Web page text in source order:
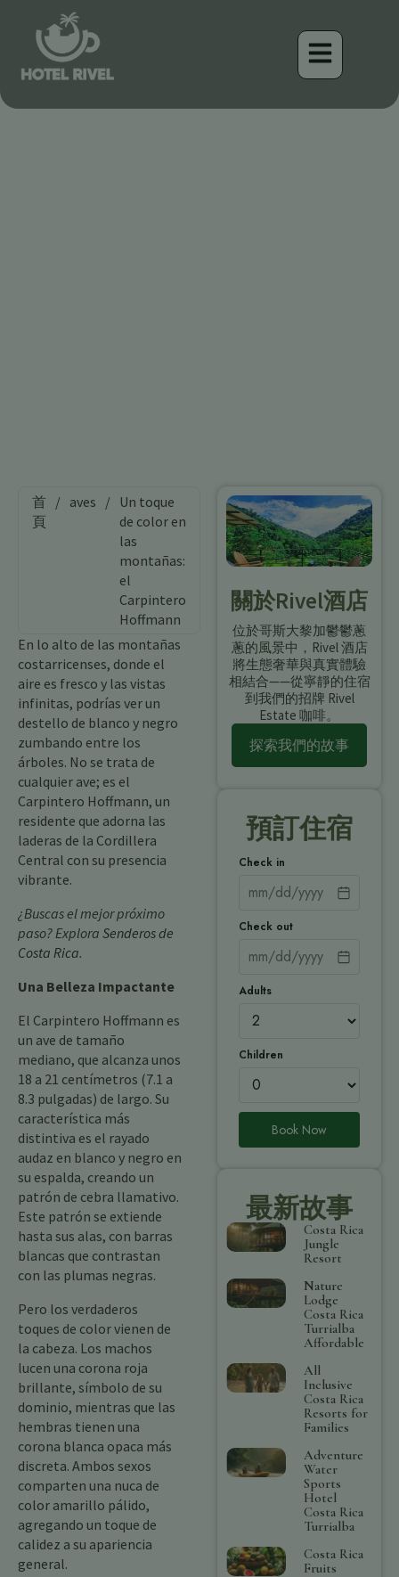
首
頁
/ aves / Un toque
de color en
las
montañas:
el
Carpintero
Hoffmann
En lo alto de las montañas
costarricenses, donde el
aire es fresco y las vistas
infinitas, podrías ver un
destello de blanco y negro
zumbando entre los
árboles. No se trata de
cualquier ave; es el
Carpintero Hoffmann, un
residente que adorna las
laderas de la Cordillera
Central con su presencia
vibrante.
¿Buscas el mejor próximo
paso? Explora Senderos de
Costa Rica.
Una Belleza Impactante
El Carpintero Hoffmann es
un ave de tamaño
mediano, que alcanza unos
18 a 21 centímetros (7.1 a
8.3 pulgadas) de largo. Su
característica más
distintiva es el rayado
audaz en blanco y negro en
su espalda, creando un
patrón de cebra llamativo.
Este patrón se extiende
hasta sus alas, con barras
blancas que contrastan
con las plumas negras.
Pero los verdaderos
toques de color vienen de
la cabeza. Los machos
lucen una corona roja
brillante, símbolo de su
dominio, mientras que las
hembras tienen una
corona blanca opaca más
discreta. Ambos sexos
comparten una nuca de
color amarillo pálido,
agregando un toque de
calidez a su apariencia
general.
關於Rivel酒店
位於哥斯大黎加鬱鬱蔥
蔥的風景中，Rivel 酒店
將生態奢華與真實體驗
相結合——從寧靜的住宿
到我們的招牌 Rivel
Estate 咖啡。
探索我們的故事
預訂住宿
Check in
Check out
Adults
Children
Book Now
最新故事
Costa Rica
Jungle
Resort
Nature
Lodge
Costa Rica
Turrialba
Affordable
All
Inclusive
Costa Rica
Resorts for
Families
Adventure
Water
Sports
Hotel
Costa Rica
Turrialba
Costa Rica
Fruits